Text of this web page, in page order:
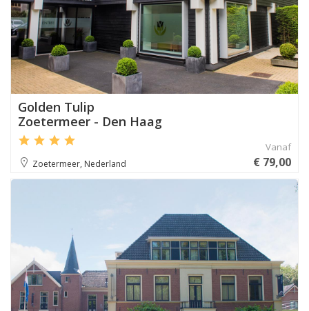
Golden Tulip
Zoetermeer - Den Haag
Zoetermeer, Nederland
Vanaf
€ 79,00